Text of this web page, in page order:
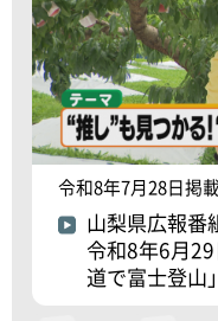
令和8年7月28日掲
山梨県広報番
令和8年6月
道で富士登山」